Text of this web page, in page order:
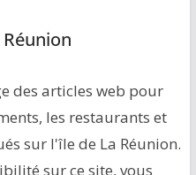
des articles web pour
les restaurants et
sur l'île de La Réunion.
sur ce site, vous